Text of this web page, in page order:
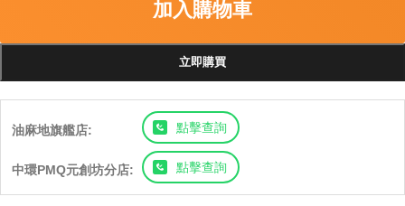
加入購物車
立即購買
油麻地旗艦店: 點擊查詢
中環PMQ元創坊分店: 點擊查詢